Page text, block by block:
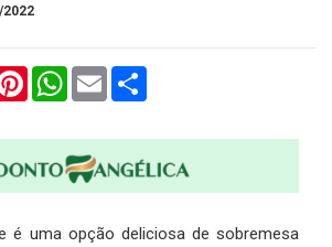
2022
PinterestWhatsApp
Email
é uma opção deliciosa de sobremesa